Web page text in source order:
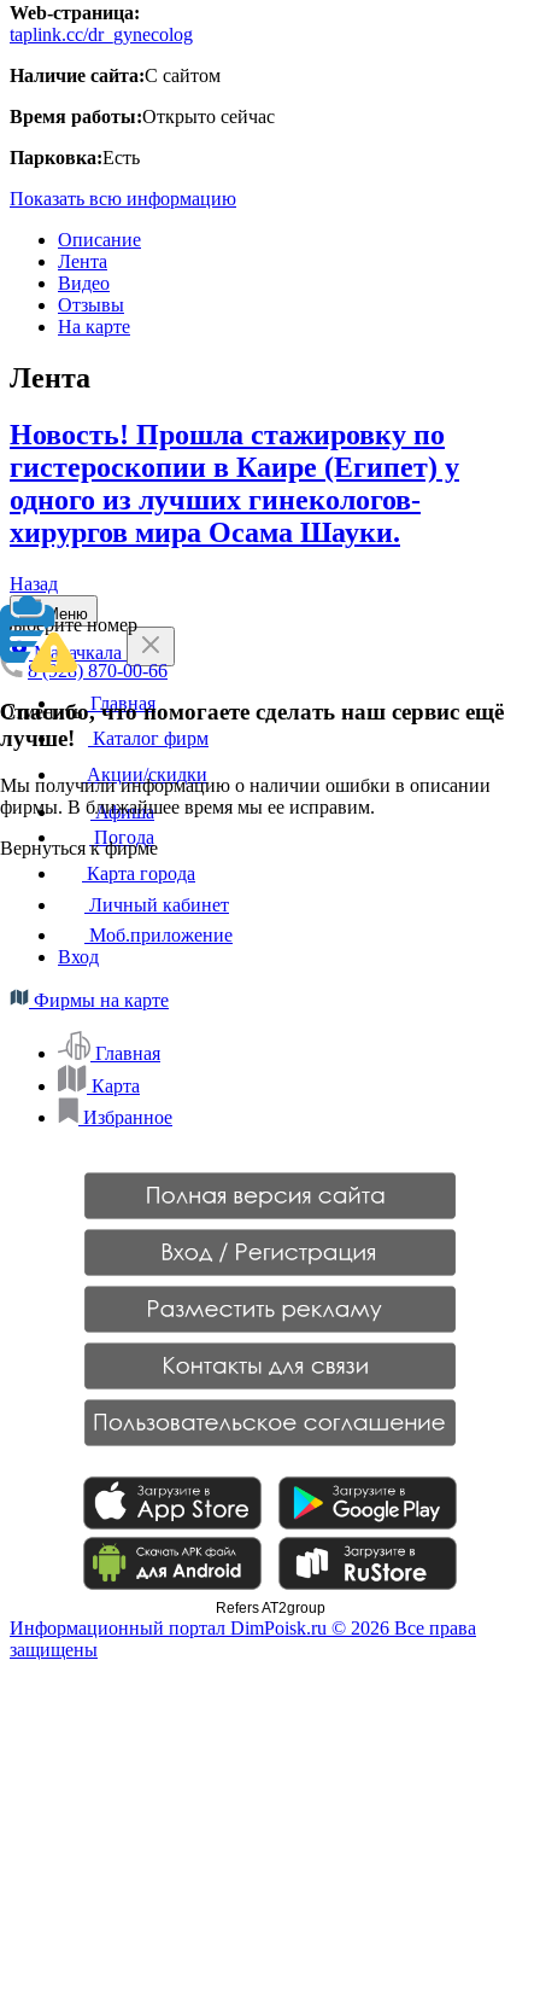
Web-страница:
taplink.cc/dr_gynecolog
Наличие сайта:С сайтом
Время работы:Открыто сейчас
Парковка:Есть
Показать всю информацию
Описание
Лента
Видео
Отзывы
На карте
Лента
Новость! Прошла стажировку по
гистероскопии в Каире (Египет) у
одного из лучших гинекологов-
хирургов мира Осама Шауки.
Назад
Выберите номер
8 (928) 870-00-66
Отменить
Спасибо, что помогаете сделать наш сервис ещё
лучше!
Мы получили информацию о наличии ошибки в описании
фирмы. В ближайшее время мы ее исправим.
Вернуться к фирме
Меню
Махачкала
Главная
Каталог фирм
Акции/скидки
Афиша
Погода
Карта города
Личный кабинет
Моб.приложение
Вход
Фирмы на карте
Главная
Карта
Избранное
Refers AT2group
Информационный портал DimPoisk.ru © 2026 Все права
защищены